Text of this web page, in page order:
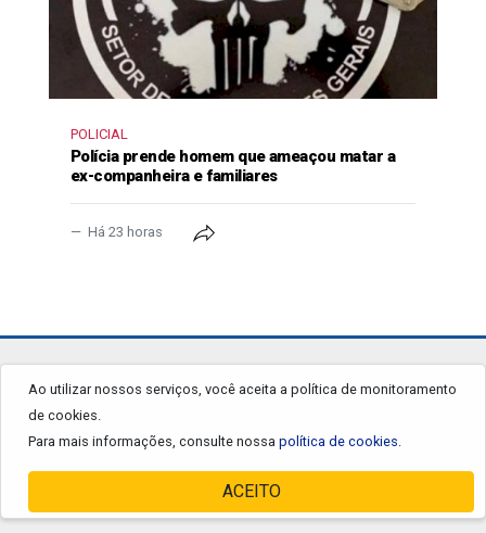
POLICIAL
Polícia prende homem que ameaçou matar a
ex-companheira e familiares
Há 23 horas
Ao utilizar nossos serviços, você aceita a política de monitoramento
de cookies.
Para mais informações, consulte nossa política de cookies.
ACEITO
jornalgrandourados.com.br